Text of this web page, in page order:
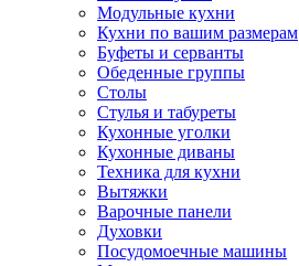
Модульные кухни
Кухни по вашим размерам
Буфеты и серванты
Обеденные группы
Столы
Стулья и табуреты
Кухонные уголки
Кухонные диваны
Техника для кухни
Вытяжки
Варочные панели
Духовки
Посудомоечные машины